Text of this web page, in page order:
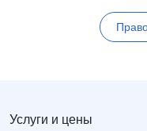
Услуги и цены